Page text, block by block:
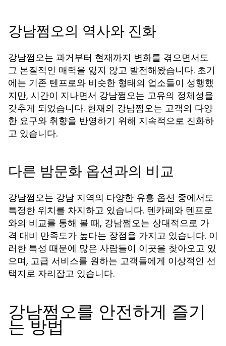
강남쩜오의 역사와 진화
강남쩜오는 과거부터 현재까지 변화를 겪으면서도
그 본질적인 매력을 잃지 않고 발전해왔습니다. 초기
에는 기존 텐프로와 비슷한 형태의 업소들이 성행했
지만, 시간이 지나면서 강남쩜오는 고유의 정체성을
갖추게 되었습니다. 현재의 강남쩜오는 고객의 다양
한 요구와 취향을 반영하기 위해 지속적으로 진화하
고 있습니다.
다른 밤문화 옵션과의 비교
강남쩜오는 강남 지역의 다양한 유흥 옵션 중에서도
특정한 위치를 차지하고 있습니다. 텐카페와 텐프로
와의 비교를 통해 볼 때, 강남쩜오는 상대적으로 가
격 대비 만족도가 높다는 장점을 가지고 있습니다. 이
러한 특성 때문에 많은 사람들이 이곳을 찾아오고 있
으며, 고급 서비스를 원하는 고객들에게 이상적인 선
택지로 자리잡고 있습니다.
강남쩜오를 안전하게 즐기
는 방법